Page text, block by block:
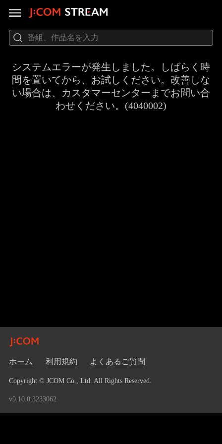
システムエラーが発生しました。しばらく時
間を置いてから、お試しください。改善しな
い場合は、カスタマーセンターまでお問い合
わせください。(4040002)
ホーム 利用規約 よくあるご質問
Copyright © JCOM Co., Ltd. All Rights Reserved.
v9.10.0.3233062